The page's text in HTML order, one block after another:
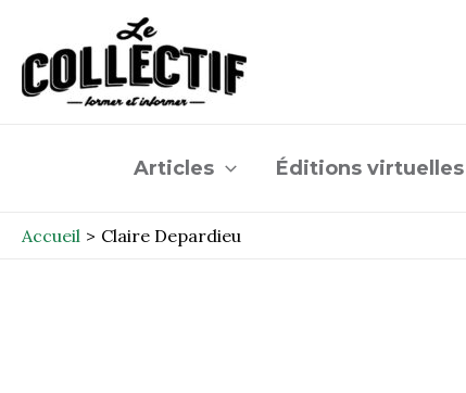
contenu
Articles Éditions virtuelles
Accueil Claire Depardieu